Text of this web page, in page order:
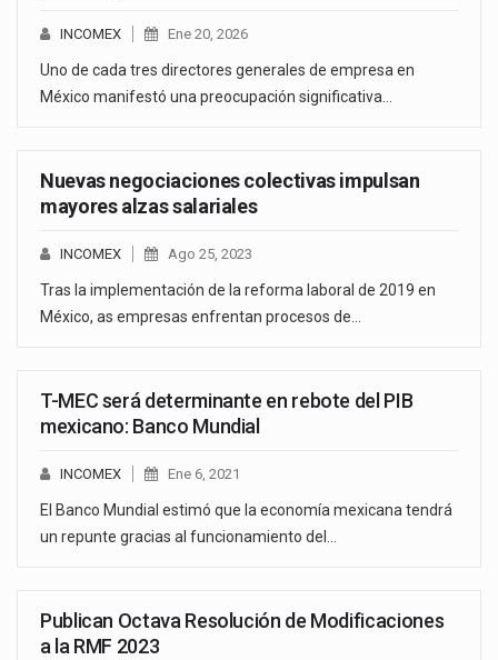
INCOMEX Ene 20, 2026
Uno de cada tres directores generales de empresa en
México manifestó una preocupación significativa…
Nuevas negociaciones colectivas impulsan
mayores alzas salariales
INCOMEX Ago 25, 2023
Tras la implementación de la reforma laboral de 2019 en
México, as empresas enfrentan procesos de…
T-MEC será determinante en rebote del PIB
mexicano: Banco Mundial
INCOMEX Ene 6, 2021
El Banco Mundial estimó que la economía mexicana tendrá
un repunte gracias al funcionamiento del…
Publican Octava Resolución de Modificaciones
a la RMF 2023